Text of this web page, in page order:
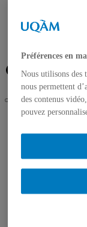
Banque de
À propos de
Facebook
Twitter
Flux RSS
UQAM
Accueil
Autorisation
Préférences en
Nous utilisons des
nous permettent
des contenus
pouvez